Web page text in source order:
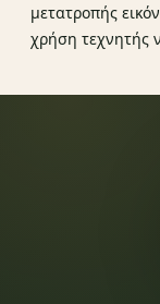
μετατροπής
χρήση τεχνητής